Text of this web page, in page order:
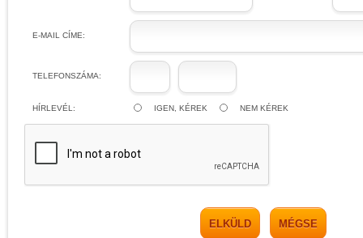
E-MAIL CÍME:
TELEFONSZÁMA:
HÍRLEVÉL: IGEN, KÉREK NEM KÉREK
ELKÜLD MÉGSE